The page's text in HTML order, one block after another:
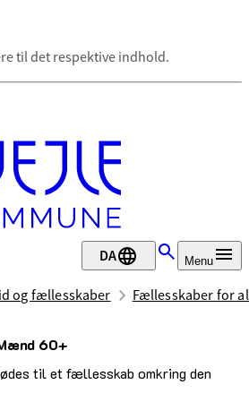
til det respektive indhold.
DA Menu
og fællesskaber Fællesskaber for
60+
til et fællesskab omkring den